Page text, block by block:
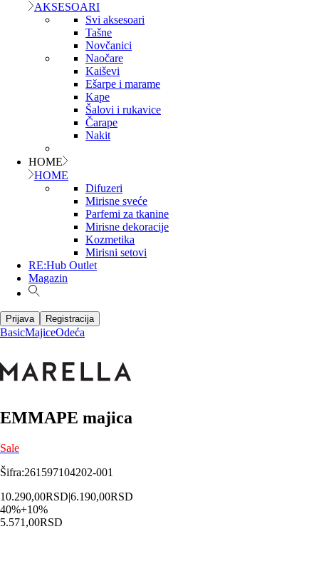
AKSESOARI
Svi aksesoari
Tašne
Novčanici
Naočare
Kaiševi
Ešarpe i marame
Kape
Šalovi i rukavice
Čarape
Nakit
HOME
HOME
Difuzeri
Mirisne sveće
Parfemi za tkanine
Mirisne dekoracije
Kozmetika
Mirisni setovi
RE:Hub Outlet
Magazin
Prijava Registracija
BasicMajiceOdeća
EMMAPE majica
Sale
Šifra:261597104202-001
10.290,00RSD|6.190,00RSD
40%+10%
5.571,00RSD